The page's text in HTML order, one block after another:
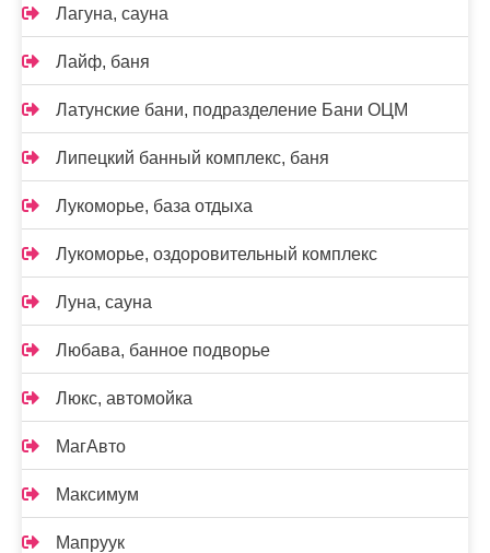
Лагуна, сауна
Лайф, баня
Латунские бани, подразделение Бани ОЦМ
Липецкий банный комплекс, баня
Лукоморье, база отдыха
Лукоморье, оздоровительный комплекс
Луна, сауна
Любава, банное подворье
Люкс, автомойка
МагАвто
Максимум
Мапруук